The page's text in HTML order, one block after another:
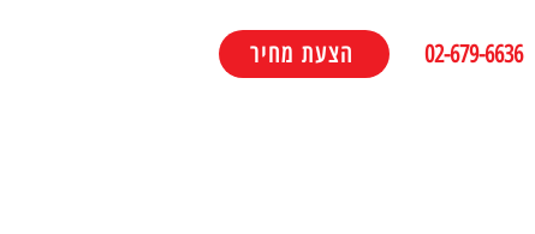
הצעת מחיר 02-679-6636